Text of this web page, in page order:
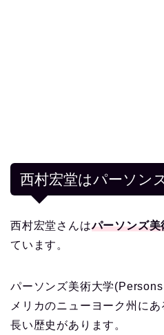
西村宏堂はパーソン
西村宏堂さんはパーソンズ
ています。
パーソンズ美術大学
メリカのニューヨーク州に
長い歴史があります。